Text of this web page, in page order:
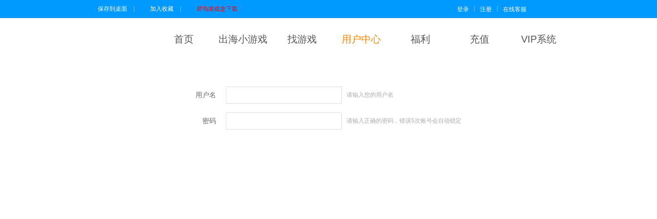
保存到桌面 加入收藏 碧鸟游戏盒下载 登录 注册 在线客服
首页 出海小游戏 找游戏 用户中心 福利 充值 VIP系统
用户名 请输入您的用户名
密码 请输入正确的密码，错误5次账号会自动锁定